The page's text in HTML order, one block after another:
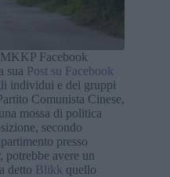
Facebook
sua Post su Facebook
individui e dei gruppi
Comunista Cinese,
mossa di politica
secondo
presso
potrebbe avere un
detto Blikk quello